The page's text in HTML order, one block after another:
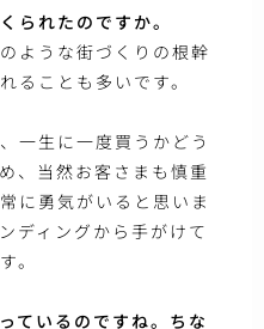
れたのですか。
ような街づくりの根幹
ることも多いです。
一生に一度買うかどう
、当然お客さまも慎重
に勇気がいると思いま
ディングから手がけて
。
いるのですね。ちな